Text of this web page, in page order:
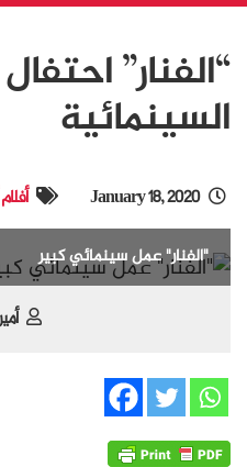
“الفنار”
السينمائية
January 18, 2020
"الفنار" عمل سينمائي كبير